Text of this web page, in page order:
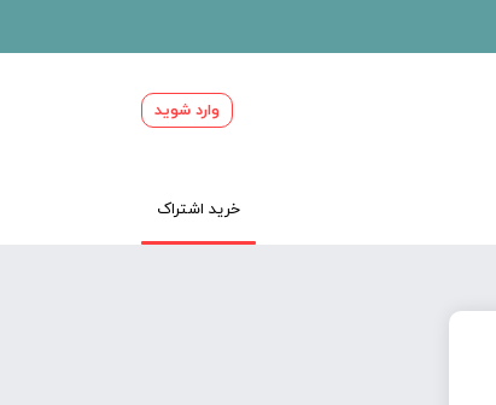
وارد شوید
خرید اشتراک